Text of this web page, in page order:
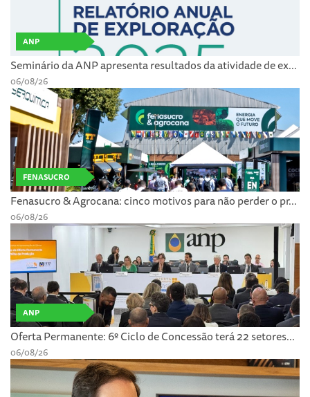
ANP
Seminário da ANP apresenta resultados da atividade de ex...
06/08/26
FENASUCRO
Fenasucro & Agrocana: cinco motivos para não perder o pr...
06/08/26
ANP
Oferta Permanente: 6º Ciclo de Concessão terá 22 setores...
06/08/26